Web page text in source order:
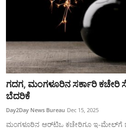
ಗದಗ, ಮಂಗಳೂರಿನ ಸರ್ಕಾರಿ ಕಚೇರಿ
ಬೆದರಿಕೆ
Day2Day News Bureau Dec 15, 2025
ಮಂಗಳೂರಿನ ಆರ್‌ಟಿಒ ಕಚೇರಿಗೂ ಇ-ಮೇಲ್‌ಗೆ